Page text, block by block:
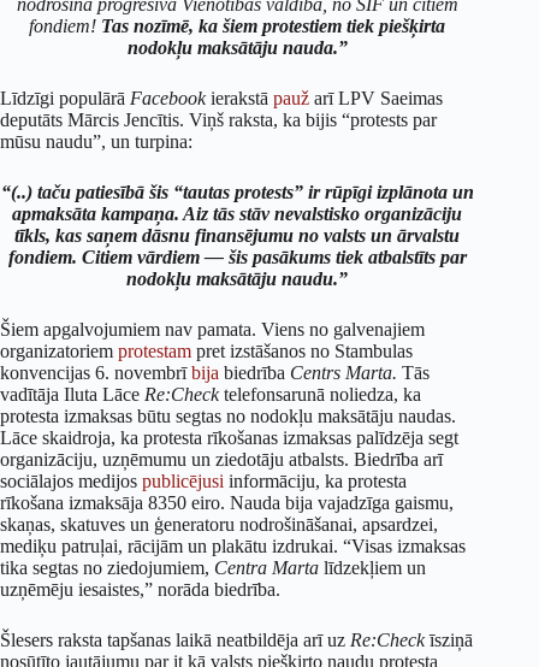
nodrošina progresīvā Vienotības valdība, no SIF un citiem
fondiem! Tas nozīmē, ka šiem protestiem tiek piešķirta
nodokļu maksātāju nauda.”
Līdzīgi populārā Facebookierakstā pauž arī LPV Saeimas
deputāts Mārcis Jencītis. Viņš raksta, ka bijis “protests par
mūsu naudu”, un turpina:
“(..) taču patiesībā šis “tautas protests” ir rūpīgi izplānota un
apmaksāta kampaņa. Aiz tās stāv nevalstisko organizāciju
tīkls, kas saņem dāsnu finansējumu no valsts un ārvalstu
fondiem. Citiem vārdiem — šis pasākums tiek atbalstīts par
nodokļu maksātāju naudu.”
Šiem apgalvojumiem nav pamata. Viens no galvenajiem
organizatoriem protestam pret izstāšanos no Stambulas
konvencijas 6. novembrībija biedrība Centrs Marta. Tās
vadītāja Iluta Lāce Re:Checktelefonsarunā noliedza, ka
protesta izmaksas būtu segtas no nodokļu maksātāju naudas.
Lāce skaidroja, ka protesta rīkošanas izmaksas palīdzēja segt
organizāciju, uzņēmumu un ziedotāju atbalsts. Biedrība arī
sociālajos medijos publicējusi informāciju, ka protesta
rīkošana izmaksāja 8350 eiro. Nauda bija vajadzīga gaismu,
skaņas, skatuves un ģeneratoru nodrošināšanai, apsardzei,
mediķu patruļai, rācijām un plakātu izdrukai. “Visas izmaksas
tika segtas no ziedojumiem, Centra Marta līdzekļiem un
uzņēmēju iesaistes,” norāda biedrība.
Šlesers raksta tapšanas laikā neatbildēja arī uz Re:Checkīsziņā
nosūtīto jautājumu par it kā valsts piešķirto naudu protesta